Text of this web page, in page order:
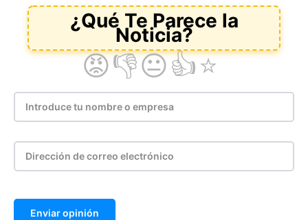
Enviar opinión